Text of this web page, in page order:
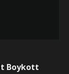
Boykott